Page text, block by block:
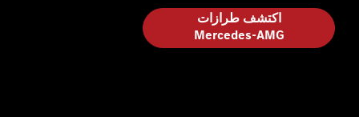
اكتشف طرازات
Mercedes-AMG